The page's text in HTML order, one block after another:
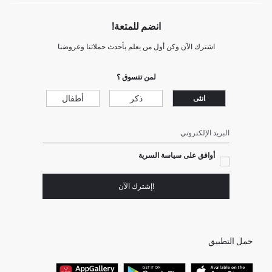
انضم للمتعة!
اشترك الآن وكن أول من يعلم بأحدث حملاتنا وعروضنا
لمن تتسوق ؟
انثى ذكر أطفال
البريد الإلكتروني
أوافق على سياسة السرية
!إشترك الآن
حمل التطبيق